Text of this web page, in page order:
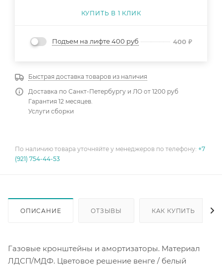
КУПИТЬ В 1 КЛИК
Подъем на лифте 400 руб 400 ₽
Быстрая доставка товаров из наличия
Доставка по Санкт-Петербургу и ЛО от 1200 руб
Гарантия 12 месяцев.
Услуги сборки
По наличию товара уточняйте у менеджеров по телефону: +7
(921) 754-44-53
ОПИСАНИЕ ОТЗЫВЫ КАК КУПИТЬ
Газовые кронштейны и амортизаторы. Материал
ЛДСП/МДФ. Цветовое решение венге / белый